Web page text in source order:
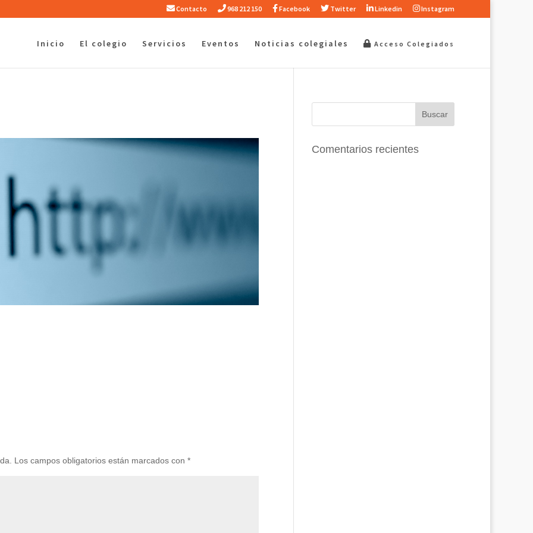
Contacto 968 212 150 Facebook Twitter Linkedin Instagram
Inicio El colegio Servicios Eventos Noticias colegiales Acceso Colegiados
Los campos obligatorios están marcados con *
Comentarios recientes